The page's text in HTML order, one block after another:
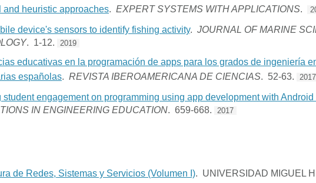
and heuristic approaches. EXPERT SYSTEMS WITH APPLICATIONS.
device's sensors to identify fishing activity. JOURNAL OF MARINE
. 1-12. 2019
educativas en la programación de apps para los grados de ingeniería
españolas. REVISTA IBEROAMERICANA DE CIENCIAS. 52-63. 2017
student engagement on programming using app development with
IN ENGINEERING EDUCATION. 659-668.
2017
de Redes, Sistemas y Servicios (Volumen I). UNIVERSIDAD MIGUEL